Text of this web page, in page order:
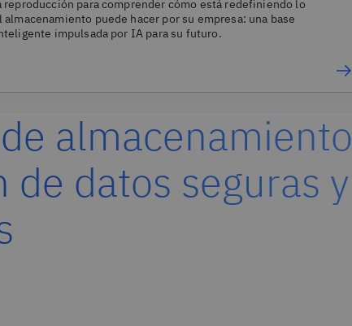
reproducción para comprender cómo está redefiniendo lo
almacenamiento puede hacer por su empresa: una base
impulsada por IA para su futuro.
almacenamiento
de datos seguras y